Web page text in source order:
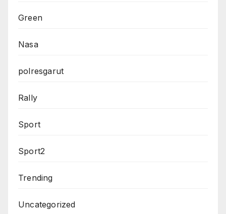
Green
Nasa
polresgarut
Rally
Sport
Sport2
Trending
Uncategorized